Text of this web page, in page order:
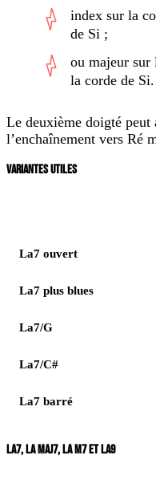
index sur la
de Si ;
ou majeur sur
la corde de Si.
Le deuxième doigté peut
l’enchaînement vers Ré
VARIANTES UTILES
La7 ouvert
La7 plus blues
La7/G
La7/C#
La7 barré
LA7, LA MAJ7, LA M7 ET LA9